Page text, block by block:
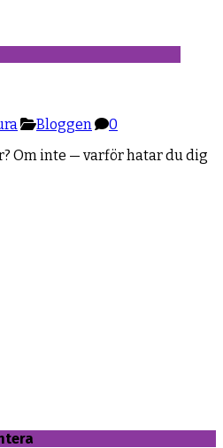
Bloggen
0
Om inte — varför hatar du dig